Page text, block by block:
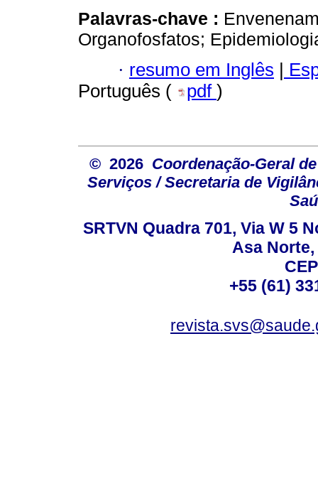
Palavras-chave :
Organofosfatos;
· resumo em Inglês |
Português (
pdf )
© 2026 Coordenação-Geral
Serviços / Secretaria de
SRTVN Quadra 701, Via W 5
Asa
+55 (61)